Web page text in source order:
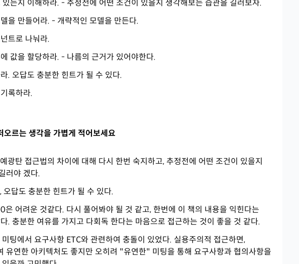
있는지 이해하라. - 추정전에 어떤 조건이 있을지 생각해보는 습관을 길러보자.
을 만들어라. - 개략적인 모델을 만든다.
트로 나눠라.
값을 할당하라. - 나름의 근거가 있어야한다.
. 오답도 충분한 힌트가 될 수 있다.
록하라.
오르는 생각을 가볍게 적어보세요
광탄 접근법의 차이에 대해 다시 한번 숙지하고, 추정전에 어떤 조건이 있을지
러야 겠다.
오답도 충분한 힌트가 될 수 있다.
은 어려운 것같다. 다시 풀어봐야 될 것 같고, 한번에 이 책의 내용을 익힌다는
. 충분한 여유를 가지고 다회독 한다는 마음으로 접근하는 것이 좋을 것 같다.
팅에서 요구사항 ETC와 관련하여 충돌이 있었다. 실용주의적 접근하면,
유연한 아키텍처도 좋지만 오히려 "유연한" 미팅을 통해 요구사항과 협의사항을